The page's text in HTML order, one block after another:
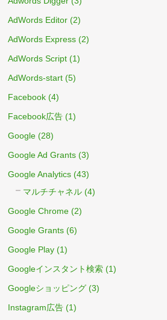
AdWords Editor (2)
AdWords Express (2)
AdWords Script (1)
AdWords-start (5)
Facebook (4)
Facebook広告 (1)
Google (28)
Google Ad Grants (3)
Google Analytics (43)
マルチチャネル (4)
Google Chrome (2)
Google Grants (6)
Google Play (1)
Googleインスタント検索 (1)
Googleショッピング (3)
Instagram広告 (1)